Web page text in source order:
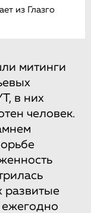
из Глазго
митинги
в них
человек.
развитые